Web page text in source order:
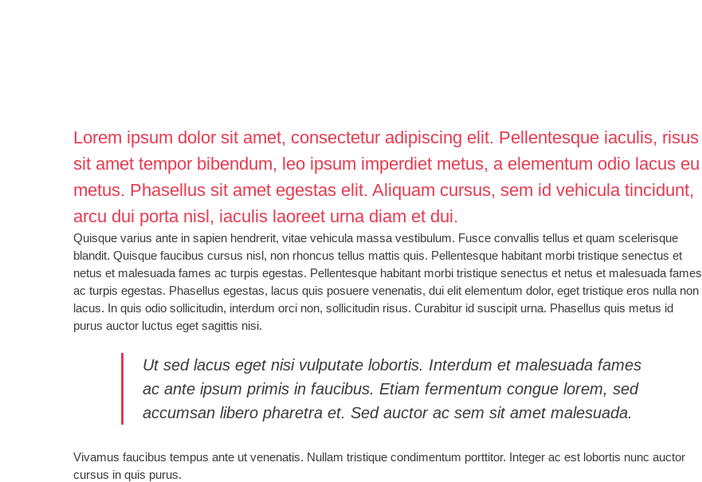
Lorem ipsum dolor sit amet, consectetur adipiscing elit. Pellentesque iaculis, risus
sit amet tempor bibendum, leo ipsum imperdiet metus, a elementum odio lacus eu
metus. Phasellus sit amet egestas elit. Aliquam cursus, sem id vehicula tincidunt,
arcu dui porta nisl, iaculis laoreet urna diam et dui.
Quisque varius ante in sapien hendrerit, vitae vehicula massa vestibulum. Fusce convallis tellus et quam scelerisque
blandit. Quisque faucibus cursus nisl, non rhoncus tellus mattis quis. Pellentesque habitant morbi tristique senectus et
netus et malesuada fames ac turpis egestas. Pellentesque habitant morbi tristique senectus et netus et malesuada fames
ac turpis egestas. Phasellus egestas, lacus quis posuere venenatis, dui elit elementum dolor, eget tristique eros nulla non
lacus. In quis odio sollicitudin, interdum orci non, sollicitudin risus. Curabitur id suscipit urna. Phasellus quis metus id
purus auctor luctus eget sagittis nisi.
Ut sed lacus eget nisi vulputate lobortis. Interdum et malesuada fames
ac ante ipsum primis in faucibus. Etiam fermentum congue lorem, sed
accumsan libero pharetra et. Sed auctor ac sem sit amet malesuada.
Vivamus faucibus tempus ante ut venenatis. Nullam tristique condimentum porttitor. Integer ac est lobortis nunc auctor
cursus in quis purus.